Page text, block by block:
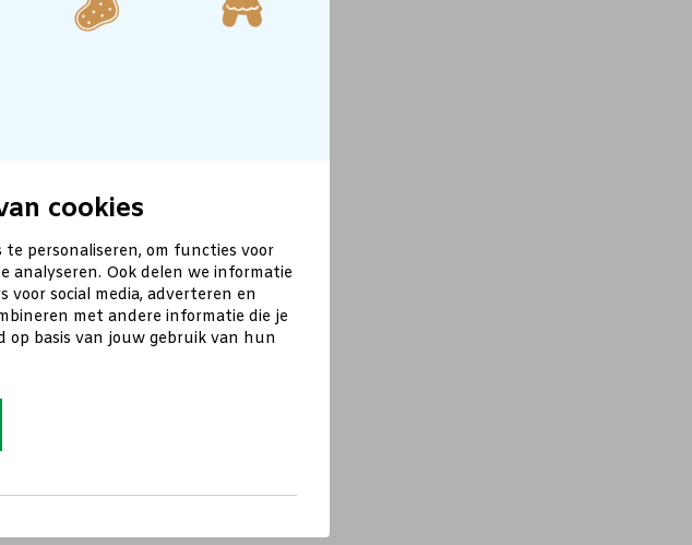
cookies
personaliseren, om functies voor
analyseren. Ook delen we informatie
social media, adverteren en
met andere informatie die je
basis van jouw gebruik van hun